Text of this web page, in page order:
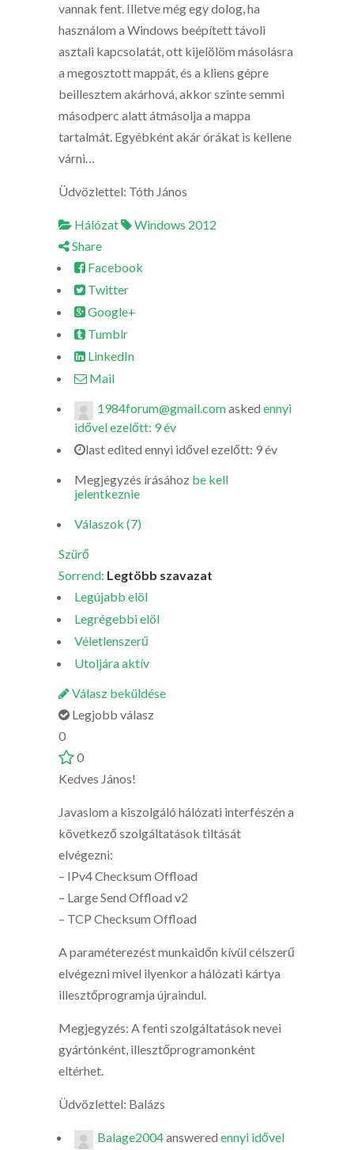
vannak fent. Illetve még egy dolog, ha
használom a Windows beépített távoli
asztali kapcsolatát, ott kijelölöm másolásra
a megosztott mappát, és a kliens gépre
beillesztem akárhová, akkor szinte semmi
másodperc alatt átmásolja a mappa
tartalmát. Egyébként akár órákat is kellene
várni…
Üdvözlettel: Tóth János
Hálózat
Windows 2012
Share
Facebook
Twitter
Google+
Tumblr
LinkedIn
Mail
1984forum@gmail.comasked ennyi
idővel ezelőtt: 9 év
last edited ennyi idővel ezelőtt: 9 év
Megjegyzés írásához be kell
jelentkeznie
Válaszok (7)
Szürő
Sorrend: Legtöbb szavazat
Legújabb elöl
Legrégebbi elöl
Véletlenszerű
Utoljára aktív
Válasz beküldése
Legjobb válasz
0
0
Kedves János!
Javaslom a kiszolgáló hálózati interfészén a
következő szolgáltatások tiltását
elvégezni:
– IPv4 Checksum Offload
– Large Send Offload v2
– TCP Checksum Offload
A paraméterezést munkaidőn kívül célszerű
elvégezni mivel ilyenkor a hálózati kártya
illesztőprogramja újraindul.
Megjegyzés: A fenti szolgáltatások nevei
gyártónként, illesztőprogramonként
eltérhet.
Üdvözlettel: Balázs
Balage2004answered ennyi idővel